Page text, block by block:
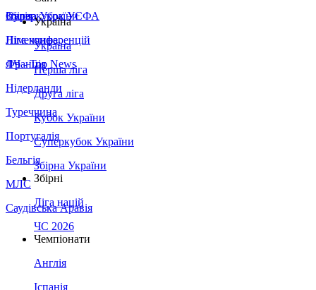
Збірна України
Італія
Німеччина
Франція
Нідерланди
Туреччина
Португалія
Бельгія
МЛС
Саудівська Аравія
Суперкубок УЄФА
Ліга конференцій
ЛЧ - Top News
Україна
Україна
Перша ліга
Друга ліга
Кубок України
Суперкубок України
Збірна України
Збірні
Ліга націй
ЧС 2026
Чемпіонати
Англія
Іспанія